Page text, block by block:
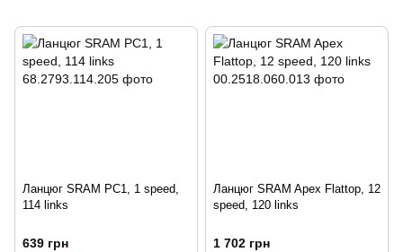
Ланцюг SRAM PC1, 1 speed,
114 links
639 грн
Ланцюг SRAM Apex Flattop, 12
speed, 120 links
1 702 грн